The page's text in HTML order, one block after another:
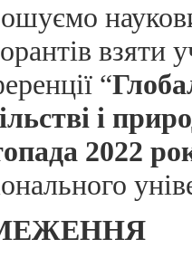
взяти
“
і
2022